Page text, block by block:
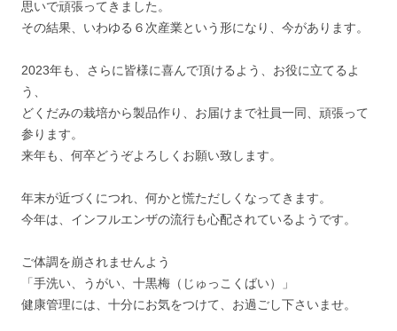
思いで頑張ってきました。
その結果、いわゆる６次産業という形になり、今があります。
2023年も、さらに皆様に喜んで頂けるよう、お役に立てるよ
う、
どくだみの栽培から製品作り、お届けまで社員一同、頑張って
参ります。
来年も、何卒どうぞよろしくお願い致します。
年末が近づくにつれ、何かと慌ただしくなってきます。
今年は、インフルエンザの流行も心配されているようです。
ご体調を崩されませんよう
「手洗い、うがい、十黒梅（じゅっこくばい）」
健康管理には、十分にお気をつけて、お過ごし下さいませ。